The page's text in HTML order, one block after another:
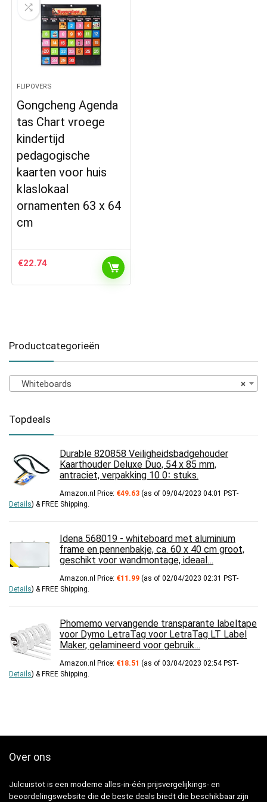
FLIPOVERS
Gongcheng Agenda
tas Chart vroege
kindertijd
pedagogische
kaarten voor huis
klaslokaal
ornamenten 63 x 64
cm
€22.74
Productcategorieën
×
Whiteboards
Topdeals
Durable 820858 Veiligheidsbadgehouder
Kaarthouder Deluxe Duo, 54 x 85 mm,
antraciet, verpakking ࠱0 10 stuks.
Amazon.nl Price: €49.63 (as of 09/04/2023 04:01 PST-
Details) & FREE Shipping.
Idena 568019 - whiteboard met aluminium
frame en pennenbakje, ca. 60 x 40 cm groot,
geschikt voor wandmontage, ideaal…
Amazon.nl Price: €11.99 (as of 02/04/2023 02:31 PST-
Details) & FREE Shipping.
Phomemo vervangende transparante labeltape
voor Dymo LetraTag voor LetraTag LT Label
Maker, gelamineerd voor gebruik…
Amazon.nl Price: €18.51 (as of 03/04/2023 02:54 PST-
Details) & FREE Shipping.
Over ons
Julcuistot is een moderne alles-in-één prijsvergelijkings- en
beoordelingswebsite die de beste deals biedt die beschikbaar zijn